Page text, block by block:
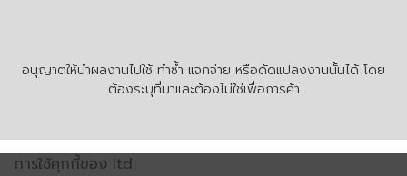
อนุญาตให้นำผลงานไปใช้ ทำซ้ำ แจกจ่าย หรือดัดแปลงงานนั้นได้ โดย
ต้องระบุที่มาและต้องไม่ใช่เพื่อการค้า
การใช้คุกกี้ของ itd